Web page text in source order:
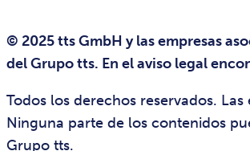
© 2025 tts GmbH y las empresas
del Grupo tts. En el aviso legal
Todos los derechos reservados.
Ninguna parte de los contenidos
Grupo tts.